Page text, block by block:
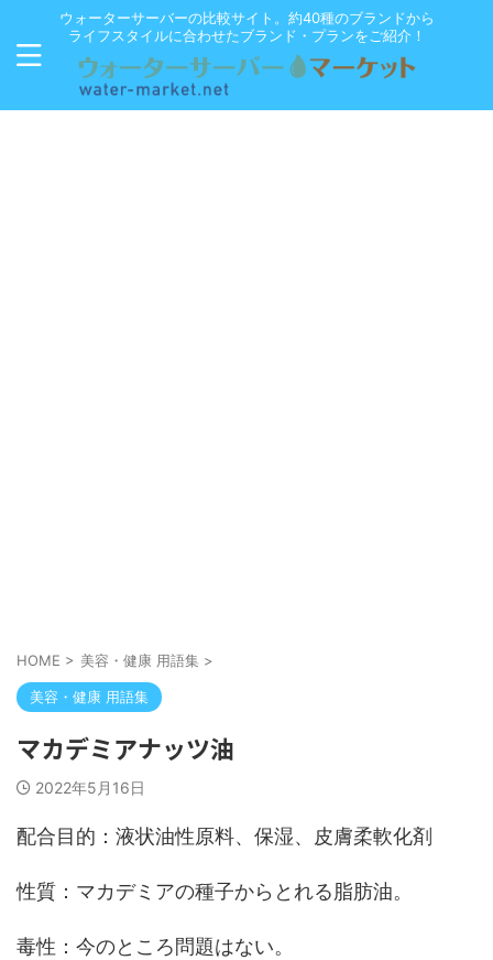
ウォーターサーバーの比較サイト。約40種のブランドから
ライフスタイルに合わせたブランド・プランをご紹介！
HOME > 美容・健康 用語集 >
美容・健康 用語集
マカデミアナッツ油
2022年5月16日
配合目的：液状油性原料、保湿、皮膚柔軟化剤
性質：マカデミアの種子からとれる脂肪油。
毒性：今のところ問題はない。